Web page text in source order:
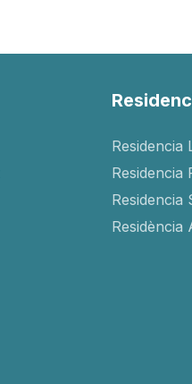
Residencia
Residencia
Residencia
Residència